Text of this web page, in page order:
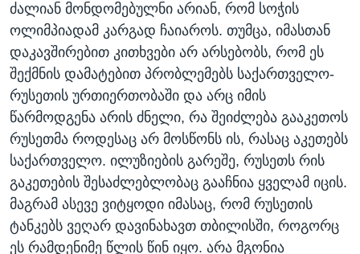
ძალიან მონდომებულნი არიან, რომ სოჭის
ოლიმპიადამ კარგად ჩაიაროს. თუმცა, იმასთან
დაკავშირებით კითხვები არ არსებობს, რომ ეს
შექმნის დამატებით პრობლემებს საქართველო-
რუსეთის ურთიერთობაში და არც იმის
წარმოდგენა არის ძნელი, რა შეიძლება გააკეთოს
რუსეთმა როდესაც არ მოსწონს ის, რასაც აკეთებს
საქართველო. ილუზიების გარეშე, რუსეთს რის
გაკეთების შესაძლებლობაც გააჩნია ყველამ იცის.
მაგრამ ასევე ვიტყოდი იმასაც, რომ რუსეთის
ტანკებს ვეღარ დავინახავთ თბილისში, როგორც
ეს რამდენიმე წლის წინ იყო. არა მგონია